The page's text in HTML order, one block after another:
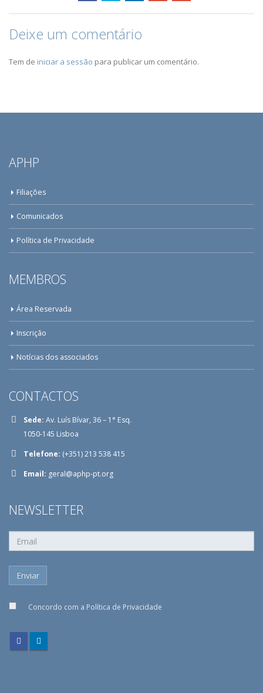
Deixe um comentário
Tem de iniciar a sessão para publicar um comentário.
APHP
Filiações
Comunicados
Política de Privacidade
MEMBROS
Área Reservada
Inscrição
Notícias dos associados
CONTACTOS
Sede: Av. Luís Bívar, 36 – 1° Esq.
1050-145 Lisboa
Telefone: (+351) 213 538 415
Email: geral@aphp-pt.org
NEWSLETTER
Concordo com a Política de Privacidade